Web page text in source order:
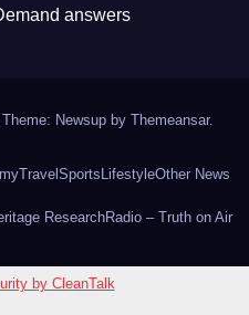
answers
Theme: Newsup by Themeansar.
Travel Sports LifestyleOther News
ResearchRadio – Truth on Air
by CleanTalk